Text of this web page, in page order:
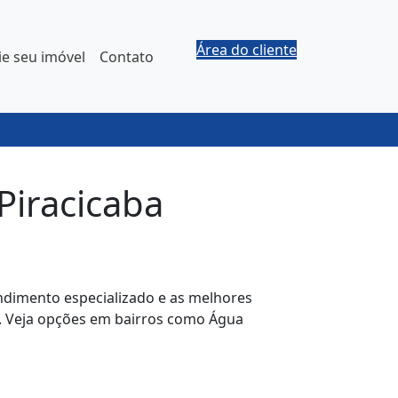
seu imóvel Contato Área do cliente
especializado e as melhores
opções em bairros como Água